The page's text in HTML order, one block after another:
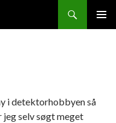
i detektorhobbyen så
selv søgt meget